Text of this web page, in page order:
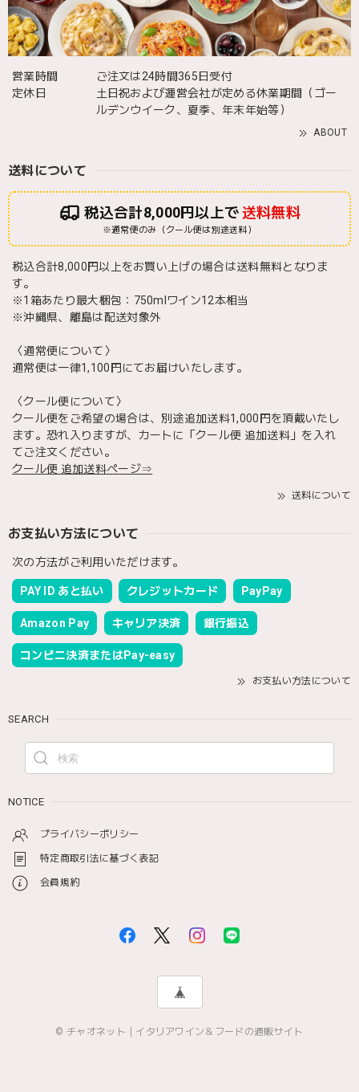
営業時間
ご注文は24時間365日受付
定休日
土日祝および運営会社が定める休業期間（ゴー
ルデンウイーク、夏季、年末年始等）
ABOUT
送料について
税込合計8,000円以上で送料無料
※通常便のみ（クール便は別途送料）
税込合計8,000円以上をお買い上げの場合は送料無料となりま
す。
※1箱あたり最大梱包：750mlワイン12本相当
※沖縄県、離島は配送対象外
〈通常便について〉
通常便は一律1,100円にてお届けいたします。
〈クール便について〉
クール便をご希望の場合は、別途追加送料1,000円を頂戴いたし
ます。恐れ入りますが、カートに「クール便 追加送料」を入れ
てご注文ください。
クール便 追加送料ページ⇒
送料について
お支払い方法について
次の方法がご利用いただけます。
PAY ID あと払い クレジットカード PayPay
Amazon Pay キャリア決済 銀行振込
コンビニ決済またはPay-easy
お支払い方法について
SEARCH
NOTICE
プライバシーポリシー
特定商取引法に基づく表記
会員規約
© チャオネット｜イタリアワイン＆フードの通販サイト